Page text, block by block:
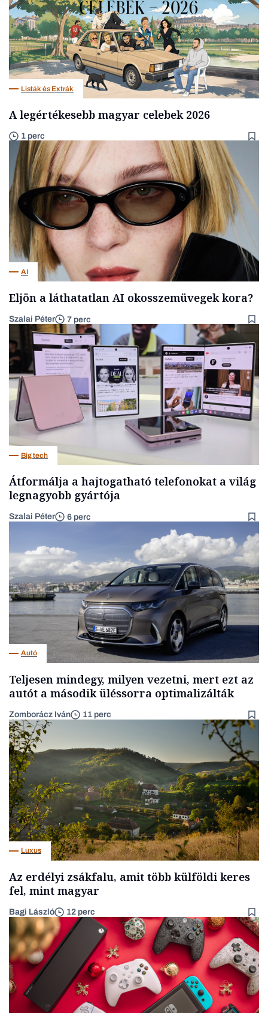
Listák és Extrák
A legértékesebb magyar celebek 2026
1 perc
AI
Eljön a láthatatlan AI okosszemüvegek kora?
Szalai Péter 7 perc
Big tech
Átformálja a hajtogatható telefonokat a világ
legnagyobb gyártója
Szalai Péter 6 perc
Autó
Teljesen mindegy, milyen vezetni, mert ezt az
autót a második üléssorra optimalizálták
Zomborácz Iván 11 perc
Luxus
Az erdélyi zsákfalu, amit több külföldi keres
fel, mint magyar
Bagi László 12 perc